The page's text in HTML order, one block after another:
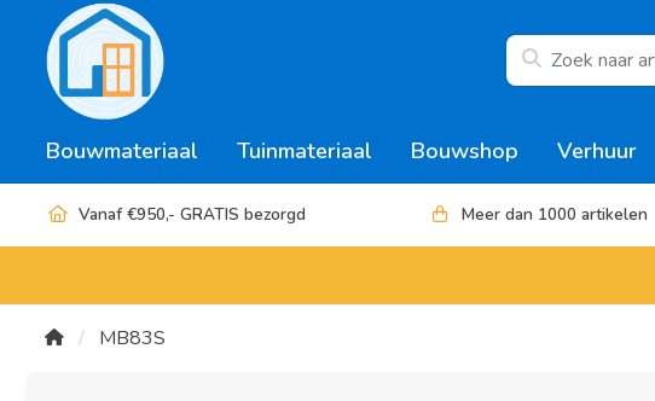
Bouwmateriaal Tuinmateriaal Bouwshop Verhuur
Vanaf €950,- GRATIS bezorgd Meer dan 1000 artikelen
MB83S